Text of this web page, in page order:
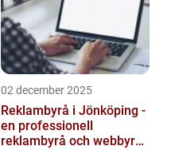
02 december 2025
Reklambyrå i Jönköping -
en professionell
reklambyrå och webbyrå